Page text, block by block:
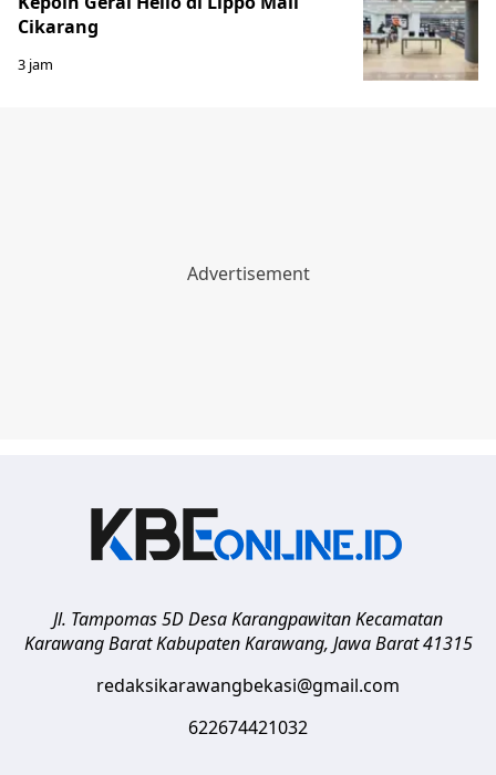
Cikarang
3 jam
Jl. Tampomas 5D Desa Karangpawitan Kecamatan
Karawang Barat Kabupaten Karawang, Jawa Barat 41315
redaksikarawangbekasi@gmail.com
622674421032